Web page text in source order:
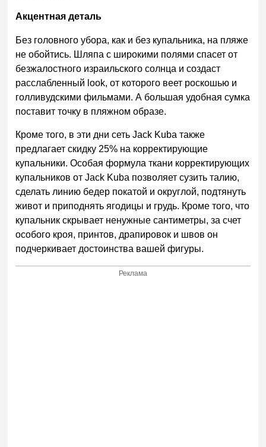
Акцентная деталь
Без головного убора, как и без купальника, на пляже
не обойтись. Шляпа с широкими полями спасет от
безжалостного израильского солнца и создаст
расслабленный look, от которого веет роскошью и
голливудскими фильмами. А большая удобная сумка
поставит точку в пляжном образе.
Кроме того, в эти дни сетьJack Kuba также
предлагает скидку 25% на корректирующие
купальники. Особая формула ткани корректирующих
купальников отJack Kuba позволяет сузить талию,
сделать линию бедер покатой и округлой, подтянуть
живот и приподнять ягодицы и грудь. Кроме того, что
купальникскрывает ненужные сантиметры, за счет
особого кроя, принтов, драпировок и швов он
подчеркивает достоинства вашей фигуры.
Реклама